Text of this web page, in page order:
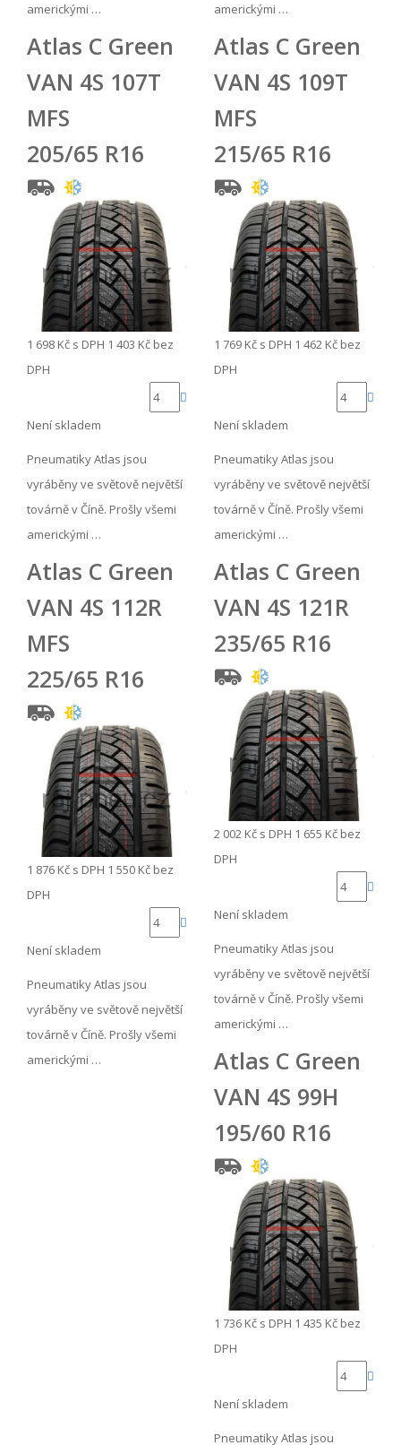
americkými …
americkými …
Atlas C Green
VAN 4S 107T
MFS
205/65 R16
1 698 Kč s DPH 1 403 Kč bez
DPH
Není skladem
Pneumatiky Atlas jsou
vyráběny ve světově největší
továrně v Číně. Prošly všemi
americkými …
Atlas C Green
VAN 4S 109T
MFS
215/65 R16
1 769 Kč s DPH 1 462 Kč bez
DPH
Není skladem
Pneumatiky Atlas jsou
vyráběny ve světově největší
továrně v Číně. Prošly všemi
americkými …
Atlas C Green
VAN 4S 112R
MFS
225/65 R16
1 876 Kč s DPH 1 550 Kč bez
DPH
Není skladem
Pneumatiky Atlas jsou
vyráběny ve světově největší
továrně v Číně. Prošly všemi
americkými …
Atlas C Green
VAN 4S 121R
235/65 R16
2 002 Kč s DPH 1 655 Kč bez
DPH
Není skladem
Pneumatiky Atlas jsou
vyráběny ve světově největší
továrně v Číně. Prošly všemi
americkými …
Atlas C Green
VAN 4S 99H
195/60 R16
1 736 Kč s DPH 1 435 Kč bez
DPH
Není skladem
Pneumatiky Atlas jsou